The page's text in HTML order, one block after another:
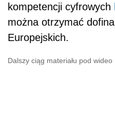
kompetencji cyfrowych
można otrzymać
Europejskich.
Dalszy ciąg materiału pod wideo